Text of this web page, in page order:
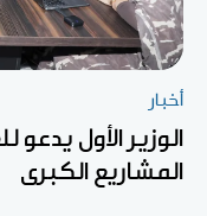
أخبار
الوزير الأول يدعو
المشاريع الكبرى